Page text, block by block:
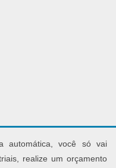
automática, você só vai
realize um orçamento